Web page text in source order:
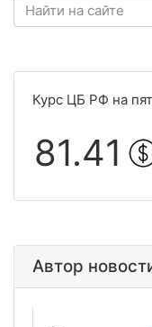
Курс ЦБ РФ на
81.41
Автор